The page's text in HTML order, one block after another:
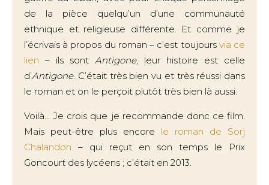
de la pièce quelqu’un d’une communauté
ethnique et religieuse différente. Et comme je
l’écrivais à propos du roman – c’est toujours via ce
lien – ils sont Antigone, leur histoire est celle
d’Antigone. C’était très bien vu et très réussi dans
le roman et on le perçoit plutôt très bien là aussi.
Voilà... Je crois que je recommande donc ce film.
Mais peut-être plus encore le roman de Sorj
Chalandon – qui reçut en son temps le Prix
Goncourt des lycéens ; c’était en 2013.